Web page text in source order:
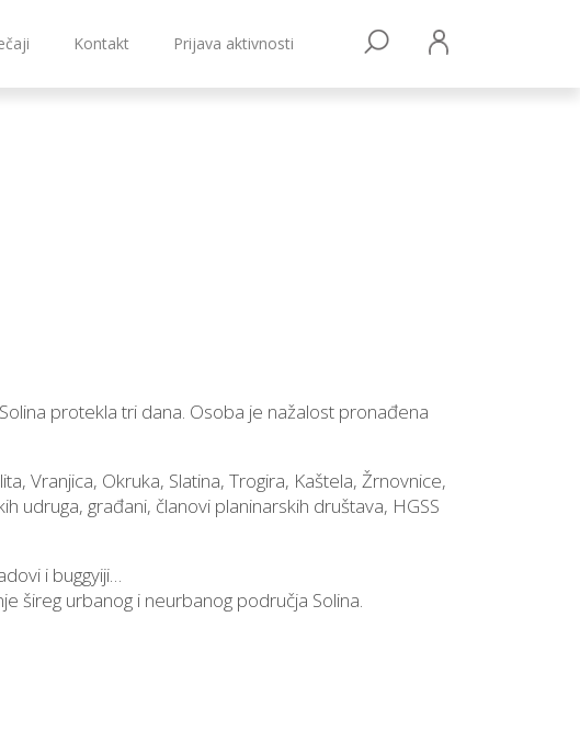
Kontakt Prijava aktivnosti
protekla tri dana. Osoba je nažalost pronađena
Vranjica, Okruka, Slatina, Trogira, Kaštela, Žrnovnice,
udruga, građani, članovi planinarskih društava, HGSS
i buggyiji…
šireg urbanog i neurbanog područja Solina.